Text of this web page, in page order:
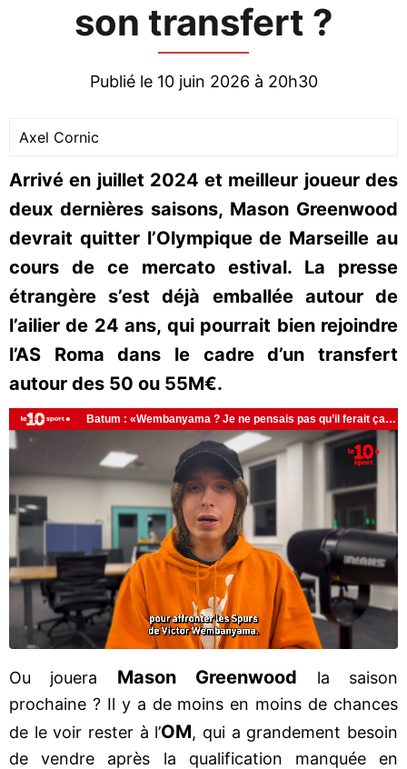
son transfert ?
Publié le 10 juin 2026 à 20h30
Axel Cornic
Arrivé en juillet 2024 et meilleur joueur des
deux dernières saisons, Mason Greenwood
devrait quitter l’Olympique de Marseille au
cours de ce mercato estival. La presse
étrangère s’est déjà emballée autour de
l’ailier de 24 ans, qui pourrait bien rejoindre
l’AS Roma dans le cadre d’un transfert
autour des 50 ou 55M€.
Ou jouera Mason Greenwood la saison
prochaine ? Il y a de moins en moins de chances
de le voir rester à l’OM, qui a grandement besoin
de vendre après la qualification manquée en